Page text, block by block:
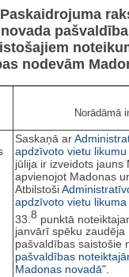
Paskaidrojuma
nodevām
Norādāmā
Saskaņā ar
apdzīvoto vietu likumu
jūlija ir izveidots jauns
apvienojot Madonas
Atbilstoši
apdzīvoto vietu likuma
33. 8 punktā
janvārī spēku
pašvaldības saistošie
pašvaldības
Madonas novadā".